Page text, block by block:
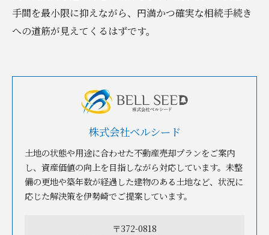
手間を最小限に抑えながら、円満かつ確実な相続手続き
への道筋が見えてくるはずです。
株式会社ベルシード
土地の状態や用途に合わせた不動産売却プランをご案内
し、資産価値の向上を目指しながら対応しています。未整
備の更地や築年数が経過した建物のある土地など、状況に
応じた解決策を伊勢崎でご提案しています。
〒372-0818